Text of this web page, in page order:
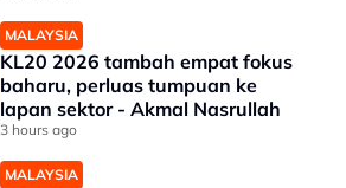
MALAYSIA
KL20 2026 tambah empat fokus
baharu, perluas tumpuan ke
lapan sektor - Akmal Nasrullah
3 hours ago
MALAYSIA